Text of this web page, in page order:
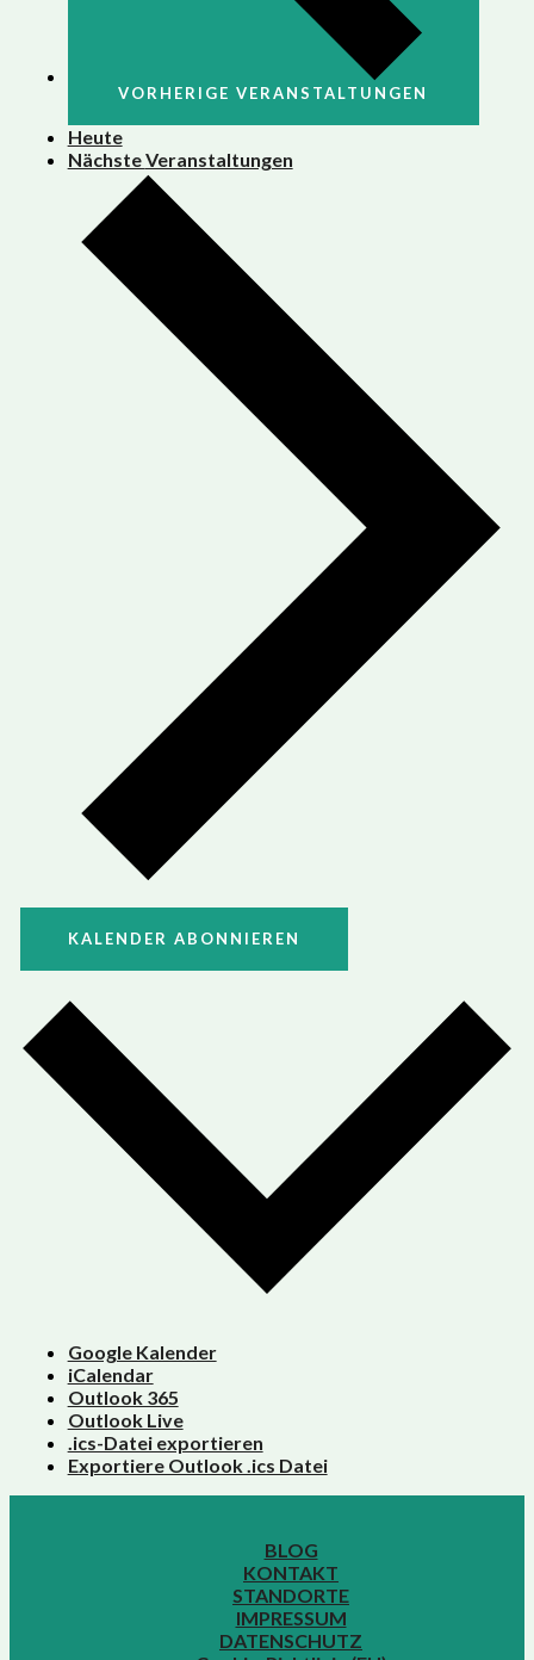
VORHERIGEVERANSTALTUNGEN
Heute
NächsteVeranstaltungen
KALENDER ABONNIEREN
Google Kalender
iCalendar
Outlook 365
Outlook Live
.ics-Datei exportieren
Exportiere Outlook .ics Datei
BLOG
KONTAKT
STANDORTE
IMPRESSUM
DATENSCHUTZ